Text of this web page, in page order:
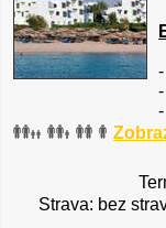
-
-
-
Strava: bez